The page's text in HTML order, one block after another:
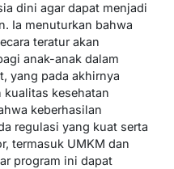
dini agar dapat menjadi
Ia menuturkan bahwa
teratur akan
anak-anak dalam
yang pada akhirnya
kualitas kesehatan
keberhasilan
regulasi yang kuat serta
termasuk UMKM dan
program ini dapat